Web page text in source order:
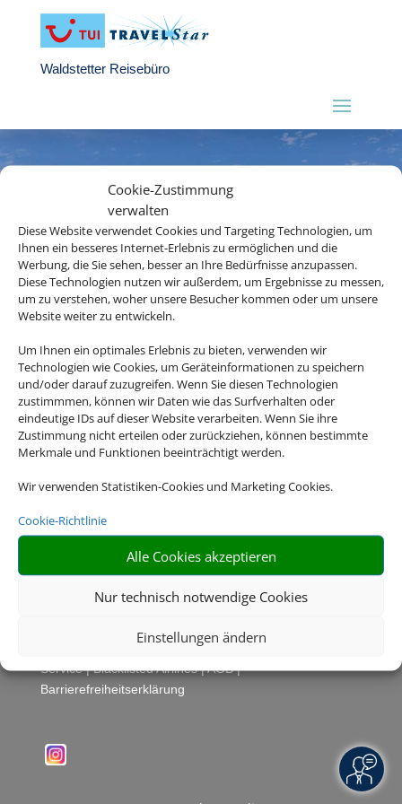
Cookie-Zustimmung
verwalten
Diese Website verwendet Cookies und Targeting Technologien, um
Ihnen ein besseres Internet-Erlebnis zu ermöglichen und die
Werbung, die Sie sehen, besser an Ihre Bedürfnisse anzupassen.
Diese Technologien nutzen wir außerdem, um Ergebnisse zu messen,
um zu verstehen, woher unsere Besucher kommen oder um unsere
Website weiter zu entwickeln.
Um Ihnen ein optimales Erlebnis zu bieten, verwenden wir
Technologien wie Cookies, um Geräteinformationen zu speichern
und/oder darauf zuzugreifen. Wenn Sie diesen Technologien
zustimmmen, können wir Daten wie das Surfverhalten oder
eindeutige IDs auf dieser Website verarbeiten. Wenn Sie ihre
Zustimmung nicht erteilen oder zurückziehen, können bestimmte
Merkmale und Funktionen beeinträchtigt werden.
Wir verwenden Statistiken-Cookies und Marketing Cookies.
Cookie-Richtlinie
Alle Cookies akzeptieren
Nur technisch notwendige Cookies
Einstellungen ändern
Waldstetter Reisebüro
Rechtliche Informationen
Datenschutzerklärung
Service|Blacklisted Airlines|AGB|
Barrierefreiheitserklärung